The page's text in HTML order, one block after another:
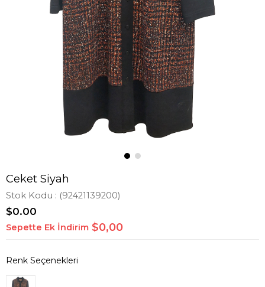
Ceket Siyah
Stok Kodu (92421139200)
$0.00
Sepette Ek İndirim $0,00